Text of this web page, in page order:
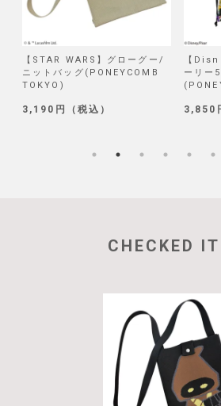
【STAR WARS】グローグー/
ニットバッグ(PONEYCOMB
TOKYO)
3,190円（税込）
【
ーリー
3,850
CHECKED